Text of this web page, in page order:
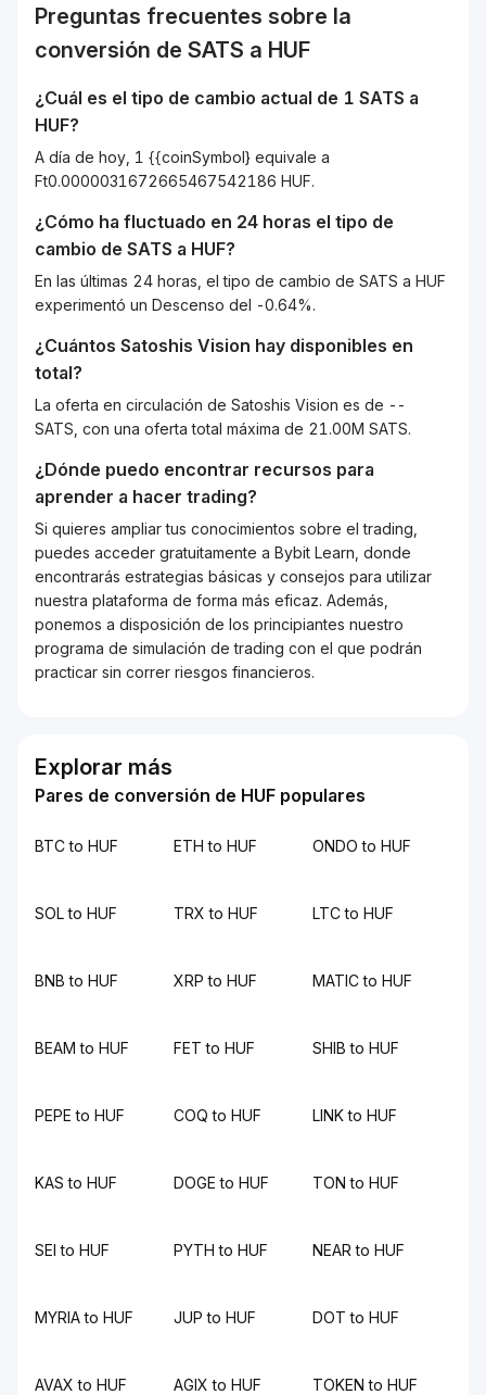
Preguntas frecuentes sobre la
conversión de SATS a HUF
¿Cuál es el tipo de cambio actual de 1 SATS a
HUF?
A día de hoy, 1 {{coinSymbol} equivale a
Ft0.0000031672665467542186 HUF.
¿Cómo ha fluctuado en 24 horas el tipo de
cambio de SATS a HUF?
En las últimas 24 horas, el tipo de cambio de SATS a HUF
experimentó un Descenso del -0.64%.
¿Cuántos Satoshis Vision hay disponibles en
total?
La oferta en circulación de Satoshis Vision es de --
SATS, con una oferta total máxima de 21.00M SATS.
¿Dónde puedo encontrar recursos para
aprender a hacer trading?
Si quieres ampliar tus conocimientos sobre el trading,
puedes acceder gratuitamente a Bybit Learn, donde
encontrarás estrategias básicas y consejos para utilizar
nuestra plataforma de forma más eficaz. Además,
ponemos a disposición de los principiantes nuestro
programa de simulación de trading con el que podrán
practicar sin correr riesgos financieros.
Explorar más
Pares de conversión de HUF populares
BTC to HUF ETH to HUF ONDO to HUF
SOL to HUF TRX to HUF LTC to HUF
BNB to HUF XRP to HUF MATIC to HUF
BEAM to HUF FET to HUF SHIB to HUF
PEPE to HUF COQ to HUF LINK to HUF
KAS to HUF DOGE to HUF TON to HUF
SEI to HUF PYTH to HUF NEAR to HUF
MYRIA to HUF JUP to HUF DOT to HUF
AVAX to HUF AGIX to HUF TOKEN to HUF